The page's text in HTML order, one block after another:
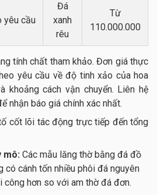
yêu cầu
Đá
xanh
rêu
Từ
110.000.000
tính chất tham khảo. Đơn giá thực
yêu cầu về độ tinh xảo của hoa
khoảng cách vận chuyển. Liên hệ
nhận báo giá chính xác nhất.
cốt lõi tác động trực tiếp đến tổng
mô: Các mẫu lăng thờ bằng đá đồ
có cánh tốn nhiều phôi đá nguyên
công hơn so với am thờ đá đơn.